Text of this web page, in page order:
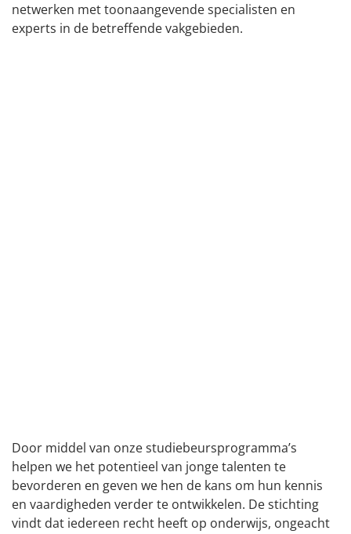
netwerken met toonaangevende specialisten en
experts in de betreffende vakgebieden.
Door middel van onze studiebeursprogramma’s
helpen we het potentieel van jonge talenten te
bevorderen en geven we hen de kans om hun kennis
en vaardigheden verder te ontwikkelen. De stichting
vindt dat iedereen recht heeft op onderwijs, ongeacht